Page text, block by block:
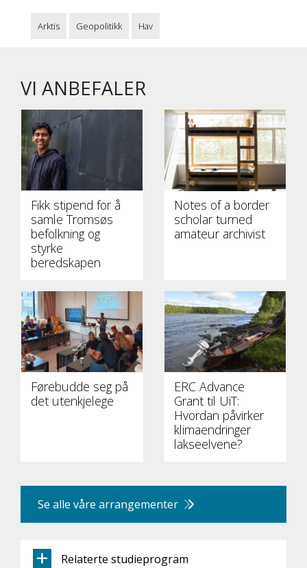
Arktis Geopolitikk Hav
VI ANBEFALER
Fikk stipend for å
samle Tromsøs
befolkning og
styrke
beredskapen
Notes of a border
scholar turned
amateur archivist
Førebudde seg på
det utenkjelege
ERC Advance
Grant til UiT:
Hvordan påvirker
klimaendringer
lakseelvene?
Se alle våre arrangementer
Relaterte studieprogram